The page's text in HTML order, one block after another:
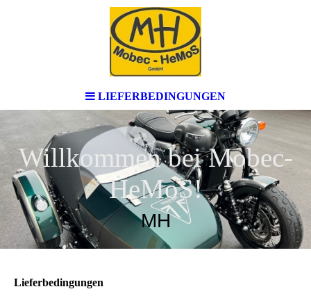
LIEFERBEDINGUNGEN
Willkommen bei Mobec-
HeMoS!
MH
Lieferbedingungen